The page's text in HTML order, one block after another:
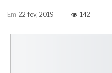
Em 22 fev, 2019 142